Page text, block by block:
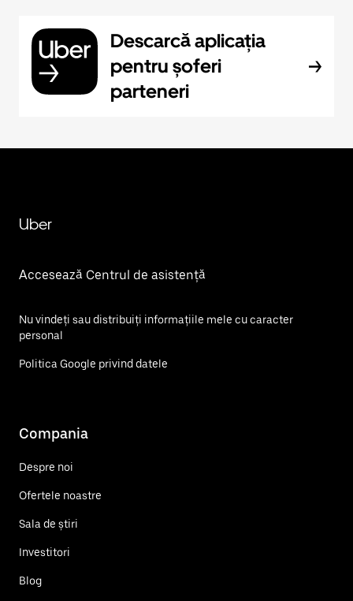
Descarcă aplicația
pentru șoferi
parteneri
Uber
Accesează Centrul de asistență
Nu vindeți sau distribuiți informațiile mele cu caracter
personal
Politica Google privind datele
Compania
Despre noi
Ofertele noastre
Sala de știri
Investitori
Blog